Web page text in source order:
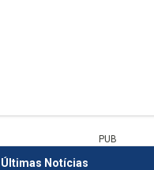
PUB
Últimas Notícias